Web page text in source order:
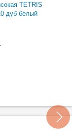
TETRIS
дуб белый